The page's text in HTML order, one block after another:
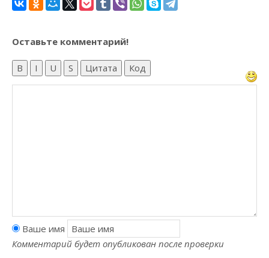
Оставьте комментарий!
B I U S Цитата Код
Ваше имя
Комментарий будет опубликован после проверки